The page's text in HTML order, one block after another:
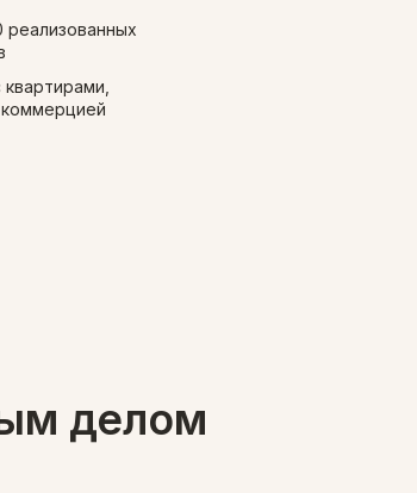
реализованных
делом